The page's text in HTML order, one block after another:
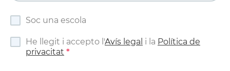
Soc una escola
He llegit i accepto l'Avís legal i la Política de
privacitat